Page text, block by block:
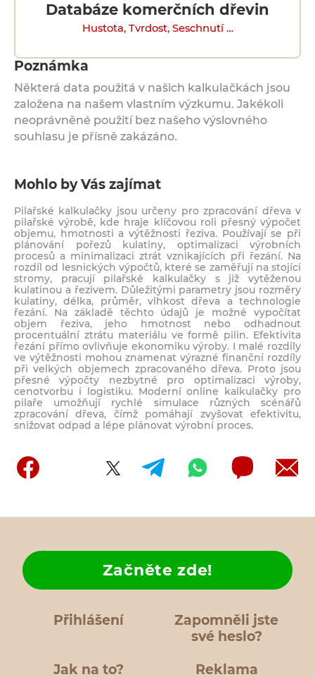
Pilařské kalkulačky jsou určeny pro zpracování dřeva v
pilařské výrobě, kde hraje klíčovou roli přesný výpočet
objemu, hmotnosti a výtěžnosti řeziva. Používají se při
plánování pořezů kulatiny, optimalizaci výrobních
procesů a minimalizaci ztrát vznikajících při řezání. Na
rozdíl od lesnických výpočtů, které se zaměřují na stojící
stromy, pracují pilařské kalkulačky s již vytěženou
kulatinou a řezivem. Důležitými parametry jsou rozměry
kulatiny, délka, průměr, vlhkost dřeva a technologie
řezání. Na základě těchto údajů je možné vypočítat
objem řeziva, jeho hmotnost nebo odhadnout
procentuální ztrátu materiálu ve formě pilin. Efektivita
řezání přímo ovlivňuje ekonomiku výroby. I malé rozdíly
ve výtěžnosti mohou znamenat výrazné finanční rozdíly
při velkých objemech zpracovaného dřeva. Proto jsou
přesné výpočty nezbytné pro optimalizaci výroby,
cenotvorbu i logistiku. Moderní online kalkulačky pro
pilaře umožňují rychlé simulace různých scénářů
zpracování dřeva, čímž pomáhají zvyšovat efektivitu,
snižovat odpad a lépe plánovat výrobní proces.
Databáze komerčních dřevin
Hustota, Tvrdost, Seschnutí …
Poznámka
Některá data použitá v našich kalkulačkách jsou
založena na našem vlastním výzkumu. Jakékoli
neoprávněné použití bez našeho výslovného
souhlasu je přísně zakázáno.
Mohlo by Vás zajímat
Přihlášení
Zapomněli jste
své heslo?
Jak na to?
Začněte zde!
Reklama